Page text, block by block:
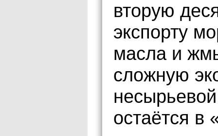
вторую
экспорту
масла и
сложную
остаётся в